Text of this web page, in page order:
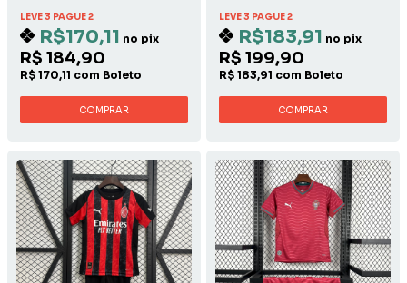
LEVE 3 PAGUE 2
R$170,11 no pix
R$ 184,90
R$ 170,11 com Boleto
COMPRAR
LEVE 3 PAGUE 2
R$183,91 no pix
R$ 199,90
R$ 183,91 com Boleto
COMPRAR